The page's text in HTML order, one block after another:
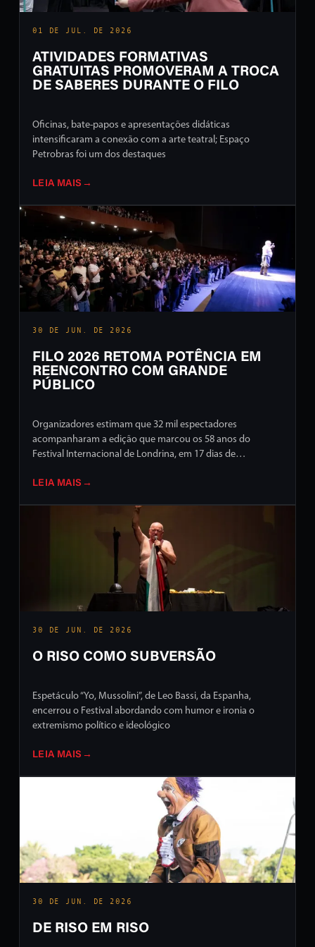
01 DE JUL. DE 2026
ATIVIDADES FORMATIVAS
GRATUITAS PROMOVERAM A TROCA
DE SABERES DURANTE O FILO
Oficinas, bate-papos e apresentações didáticas
intensificaram a conexão com a arte teatral; Espaço
Petrobras foi um dos destaques
LEIA MAIS →
30 DE JUN. DE 2026
FILO 2026 RETOMA POTÊNCIA EM
REENCONTRO COM GRANDE
PÚBLICO
Organizadores estimam que 32 mil espectadores
acompanharam a edição que marcou os 58 anos do
Festival Internacional de Londrina, em 17 dias de
LEIA MAIS →
30 DE JUN. DE 2026
O RISO COMO SUBVERSÃO
Espetáculo “Yo, Mussolini”, de Leo Bassi, da Espanha,
encerrou o Festival abordando com humor e ironia o
extremismo político e ideológico
LEIA MAIS →
30 DE JUN. DE 2026
DE RISO EM RISO